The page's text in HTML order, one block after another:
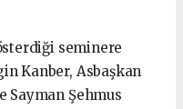
seminere
Kanber, Asbaşkan
Sayman Şehmus